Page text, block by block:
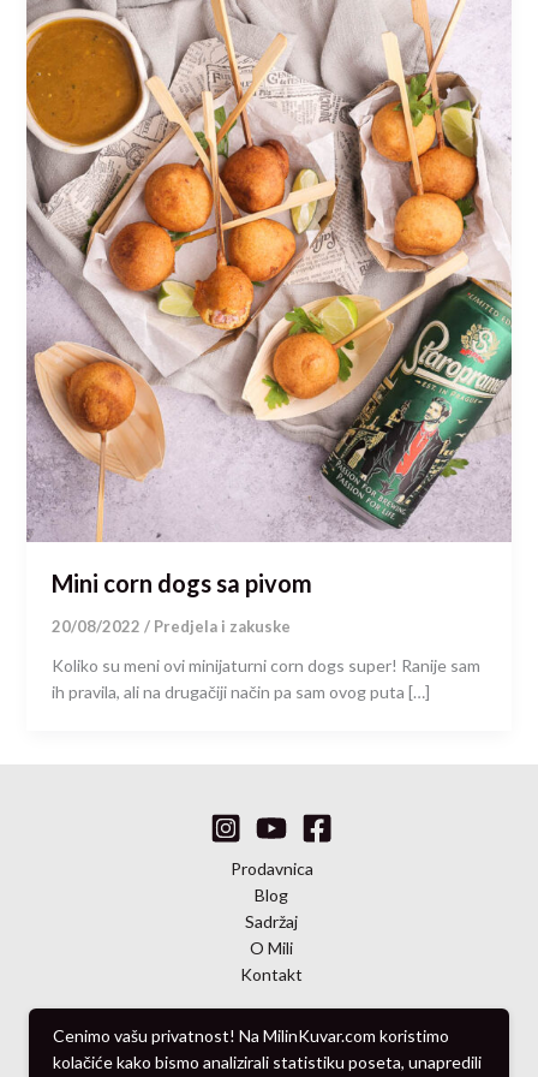
Cenimo vašu privatnost! Na MilinKuvar.com koristimo
kolačiće kako bismo analizirali statistiku poseta, unapredili
Mini corn dogs sa pivom
20/08/2022 / Predjela i zakuske
Koliko su meni ovi minijaturni corn dogs super! Ranije sam
ih pravila, ali na drugačiji način pa sam ovog puta […]
Prodavnica
Blog
Sadržaj
O Mili
Kontakt